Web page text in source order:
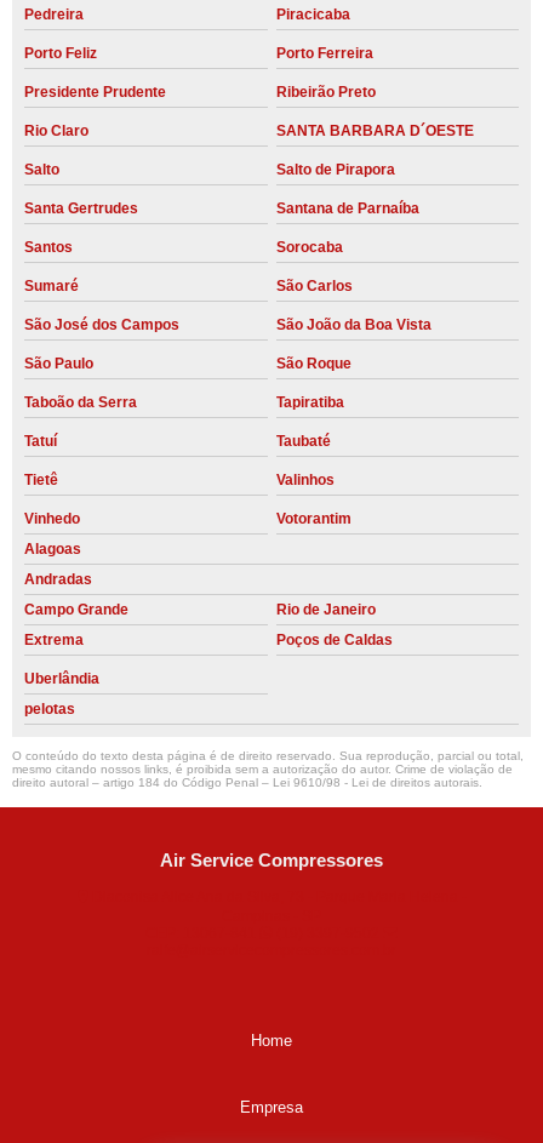
Pedreira Piracicaba
Porto Feliz Porto Ferreira
Presidente Prudente Ribeirão Preto
Rio Claro SANTA BARBARA D´OESTE
Salto Salto de Pirapora
Santa Gertrudes Santana de Parnaíba
Santos Sorocaba
Sumaré São Carlos
São José dos Campos São João da Boa Vista
São Paulo São Roque
Taboão da Serra Tapiratiba
Tatuí Taubaté
Tietê Valinhos
Vinhedo
Votorantim
Alagoas
Andradas
Campo Grande
Rio de Janeiro
Extrema
Poços de Caldas
Uberlândia
pelotas
O conteúdo do texto desta página é de direito reservado. Sua reprodução, parcial ou total,
mesmo citando nossos links, é proibida sem a autorização do autor. Crime de violação de
direito autoral – artigo 184 do Código Penal – Lei 9610/98 - Lei de direitos autorais.
Air Service Compressores
Home
Empresa